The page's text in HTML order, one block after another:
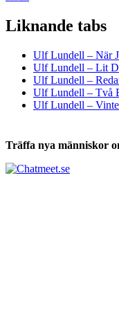
Liknande tabs
Ulf Lundell – När
Ulf Lundell – Lit
Ulf Lundell –
Ulf Lundell – Två
Ulf Lundell –
Träffa nya människor